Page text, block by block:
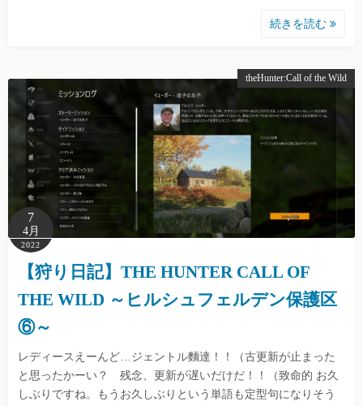
続きを読む
theHunter:Call of the Wild
7
4月
2022
【狩り日記】THE HUNTER CALL OF
THE WILD ～ヒルシュフェルデン保護区
⑥～
レディースえーんど…ジェントル麵達！！（古更新が止まった
と思ったかーい？ 残念、更新が遅いだけだ！！（致命的 お久
しぶりですね。もうお久しぶりという単語も定型句になりそう